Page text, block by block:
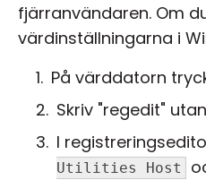
fjärranvändaren. Om
värdinställningarna i
På värddatorn
Skriv "regedit"
I
Utilities Host